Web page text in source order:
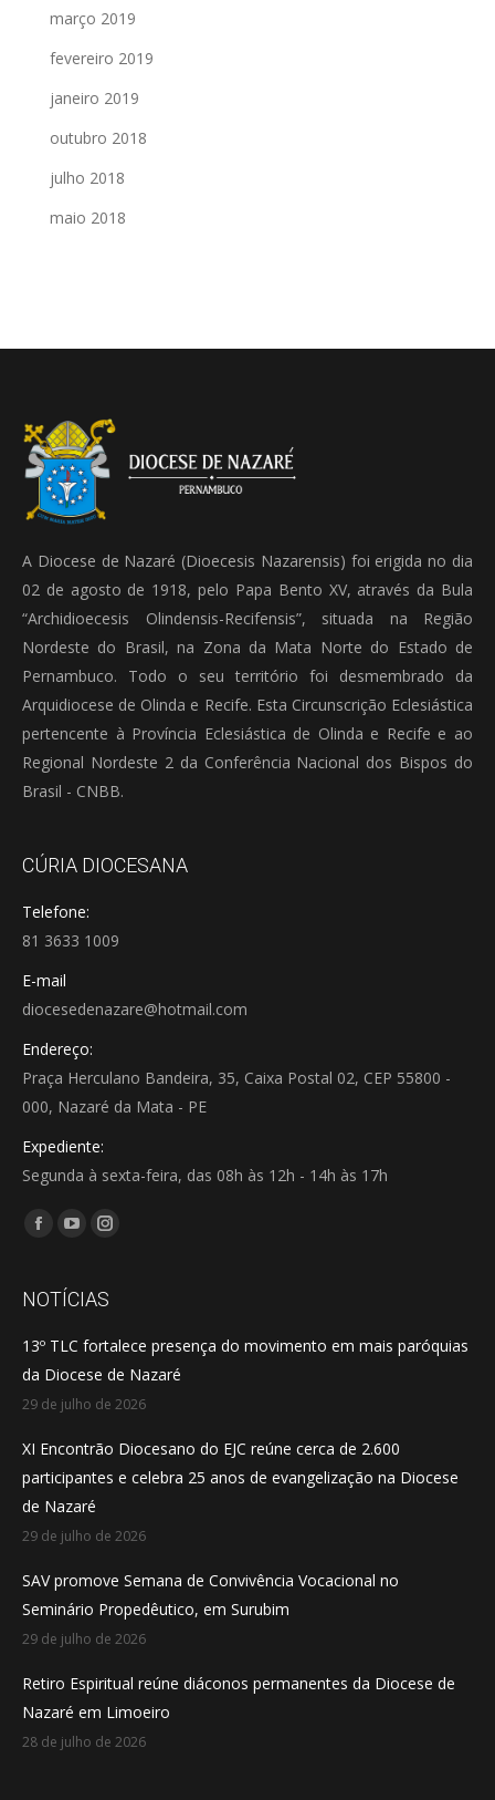
março 2019
fevereiro 2019
janeiro 2019
outubro 2018
julho 2018
maio 2018
A Diocese de Nazaré (Dioecesis Nazarensis) foi erigida no dia
02 de agosto de 1918, pelo Papa Bento XV, através da Bula
“Archidioecesis Olindensis-Recifensis”, situada na Região
Nordeste do Brasil, na Zona da Mata Norte do Estado de
Pernambuco. Todo o seu território foi desmembrado da
Arquidiocese de Olinda e Recife. Esta Circunscrição Eclesiástica
pertencente à Província Eclesiástica de Olinda e Recife e ao
Regional Nordeste 2 da Conferência Nacional dos Bispos do
Brasil - CNBB.
CÚRIA DIOCESANA
Telefone:
81 3633 1009
E-mail
diocesedenazare@hotmail.com
Endereço:
Praça Herculano Bandeira, 35, Caixa Postal 02, CEP 55800 -
000, Nazaré da Mata - PE
Expediente:
Segunda à sexta-feira, das 08h às 12h - 14h às 17h
Encontre-nos em:
Facebook
opens
new
window
YouTube
opens
new
window
Instagram
opens
new
window
NOTÍCIAS
13º TLC fortalece presença do movimento em mais paróquias
da Diocese de Nazaré
29 de julho de 2026
XI Encontrão Diocesano do EJC reúne cerca de 2.600
participantes e celebra 25 anos de evangelização na Diocese
de Nazaré
29 de julho de 2026
SAV promove Semana de Convivência Vocacional no
Seminário Propedêutico, em Surubim
29 de julho de 2026
Retiro Espiritual reúne diáconos permanentes da Diocese de
Nazaré em Limoeiro
28 de julho de 2026